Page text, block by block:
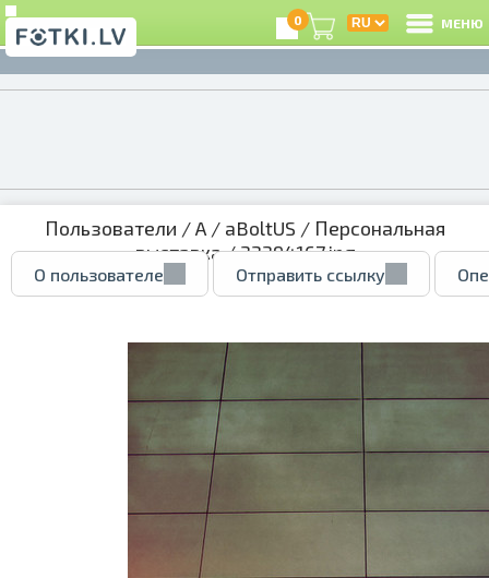
0 МЕНЮ
Пользователи /A/ aBoltUS / Персональная
выставка/ 33394167.jpg
О пользователе Отправить ссылку